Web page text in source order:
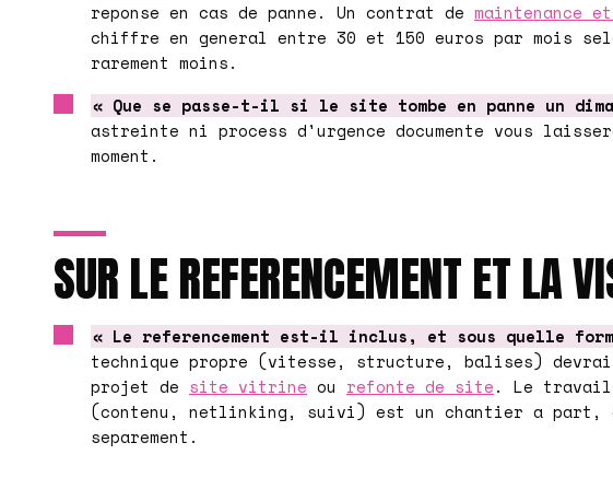
reponse en cas de panne. Un contrat de maintenance
chiffre en general entre 30 et 150 euros par mois
rarement moins.
« Que se passe-t-il si le site tombe en panne un
astreinte ni process d'urgence documente vous
moment.
SUR LE REFERENCEMENT ET LA
« Le referencement est-il inclus, et sous quelle
technique propre (vitesse, structure, balises)
projet de site vitrine ou refonte de site. Le travail
(contenu, netlinking, suivi) est un chantier a
separement.